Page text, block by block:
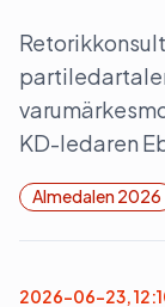
KD-ledaren
Almedalen 2026
2026-06-23,